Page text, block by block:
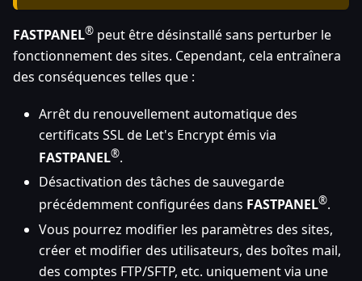
FASTPANEL® peut être désinstallé sans perturber le
fonctionnement des sites. Cependant, cela entraînera
des conséquences telles que :
Arrêt du renouvellement automatique des
certificats SSL de Let's Encrypt émis via
FASTPANEL®.
Désactivation des tâches de sauvegarde
précédemment configurées dans FASTPANEL®.
Vous pourrez modifier les paramètres des sites,
créer et modifier des utilisateurs, des boîtes mail,
des comptes FTP/SFTP, etc. uniquement via une